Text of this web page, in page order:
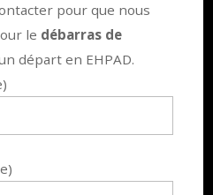
pour que nous
le débarras de
départ en EHPAD.